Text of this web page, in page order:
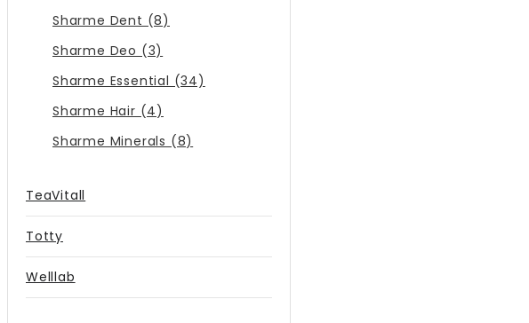
Sharme Dent (8)
Sharme Deo (3)
Sharme Essential (34)
Sharme Hair (4)
Sharme Minerals (8)
TeaVitall
Totty
Welllab